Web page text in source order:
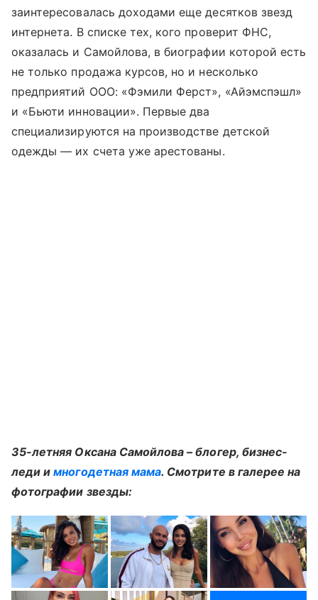
заинтересовалась доходами еще десятков звезд
интернета. В списке тех, кого проверит ФНС,
оказалась и Самойлова, в биографии которой есть
не только продажа курсов, но и несколько
предприятий ООО: «Фэмили Ферст», «Айэмспэшл»
и «Бьюти инновации». Первые два
специализируются на производстве детской
одежды — их счета уже арестованы.
35-летняя Оксана Самойлова – блогер, бизнес-
леди имногодетная мама. Смотрите в галерее на
фотографии звезды: